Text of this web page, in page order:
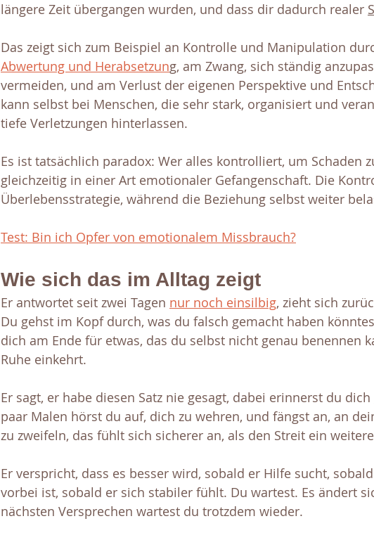
längere Zeit übergangen wurden, und dass dir dadurch realer
Das zeigt sich zum Beispiel an Kontrolle und Manipulation
Abwertung und Herabsetzung, am Zwang, sich ständig
vermeiden, und am Verlust der eigenen Perspektive und
kann selbst bei Menschen, die sehr stark, organisiert und
tiefe Verletzungen hinterlassen.
Es ist tatsächlich paradox: Wer alles kontrolliert, um Schaden
gleichzeitig in einer Art emotionaler Gefangenschaft. Die
Überlebensstrategie, während die Beziehung selbst weiter
Test: Bin ich Opfer von emotionalem Missbrauch?
Wie sich das im Alltag zeigt
Er antwortet seit zwei Tagen nur noch einsilbig, zieht sich
Du gehst im Kopf durch, was du falsch gemacht haben
dich am Ende für etwas, das du selbst nicht genau benennen
Ruhe einkehrt.
Er sagt, er habe diesen Satz nie gesagt, dabei erinnerst du
paar Malen hörst du auf, dich zu wehren, und fängst an, an
zu zweifeln, das fühlt sich sicherer an, als den Streit ein
Er verspricht, dass es besser wird, sobald er Hilfe sucht,
vorbei ist, sobald er sich stabiler fühlt. Du wartest. Es ändert
nächsten Versprechen wartest du trotzdem wieder.